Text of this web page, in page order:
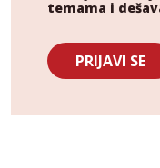
temama i
PRIJAVI SE